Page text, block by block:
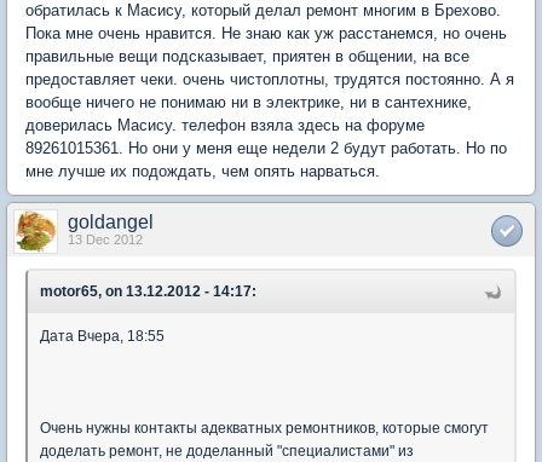
обратилась к Масису, который делал ремонт многим в Брехово.
Пока мне очень нравится. Не знаю как уж расстанемся, но очень
правильные вещи подсказывает, приятен в общении, на все
предоставляет чеки. очень чистоплотны, трудятся постоянно. А я
вообще ничего не понимаю ни в электрике, ни в сантехнике,
доверилась Масису. телефон взяла здесь на форуме
89261015361. Но они у меня еще недели 2 будут работать. Но по
мне лучше их подождать, чем опять нарваться.
goldangel
13 Dec 2012
motor65, on 13.12.2012 - 14:17:
Дата Вчера, 18:55
Очень нужны контакты адекватных ремонтников, которые смогут
доделать ремонт, не доделанный "специалистами" из